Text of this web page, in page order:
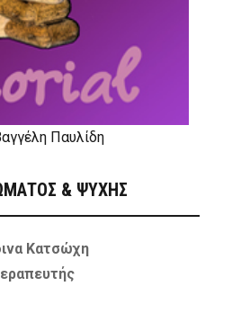
Παυλίδη
& ΨΥΧΗΣ
Κατσώχη